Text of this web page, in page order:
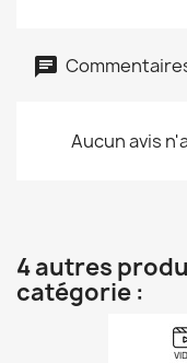
Aucun avis
4 autres
catégorie :